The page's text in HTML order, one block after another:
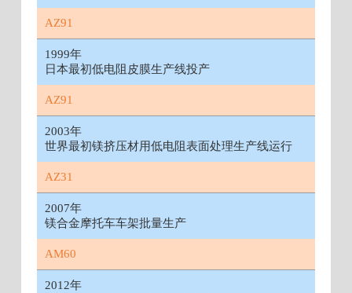
AZ91
1999年
日本最初低电阻皮膜生产线投产
AZ91
2003年
世界最初镁挤压材用低电阻表面处理生产线运行
AZ31
2007年
镁合金摩托车车架批量生产
AM60
2012年